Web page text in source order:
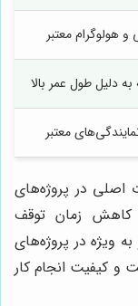
و هولوگرام معتبر
دلیل طول عمر بالا
معتبر
اصلی در پروژه‌های
کاهش زمان توقف
ویژه در پروژه‌های
کیفیت انجام کار